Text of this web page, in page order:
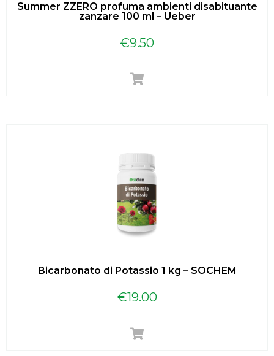
Summer ZZERO profuma ambienti disabituante
zanzare 100 ml – Ueber
€9.50
Bicarbonato di Potassio 1 kg – SOCHEM
€19.00